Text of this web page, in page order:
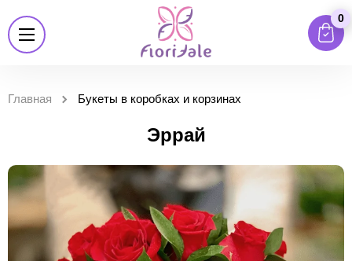
0
Главная Букеты в коробках и корзинах
Эррай